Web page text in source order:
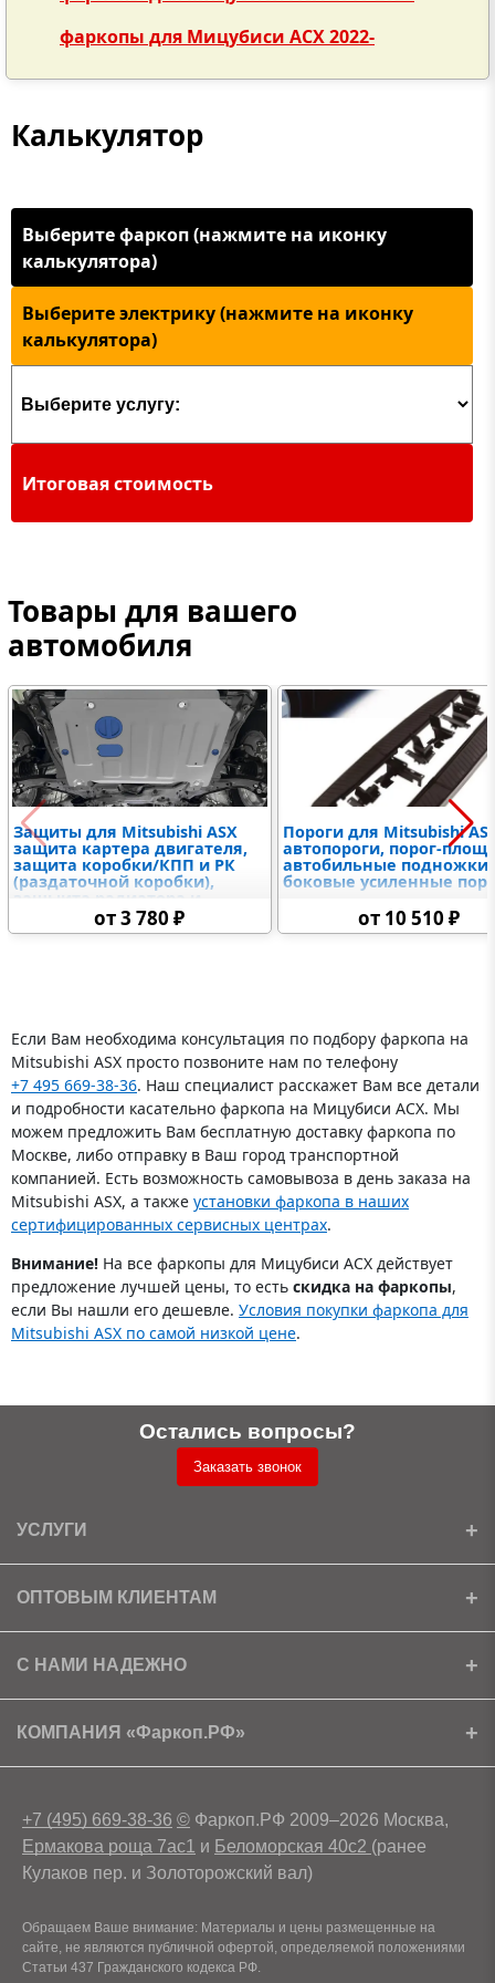
фаркопы для Мицубиси АСХ 2022-
Калькулятор
Выберите фаркоп (нажмите на иконку
калькулятора)
Выберите электрику (нажмите на иконку
калькулятора)
Итоговая стоимость
Товары для вашего
автомобиля
Защиты для Mitsubishi ASX
защита картера двигателя,
защита коробки/КПП и РК
(раздаточной коробки),
защыита радиатора и
дифференциалов,
топливного бака,
от 3 780 ₽
Пороги для Mitsubishi
автопороги, порог-
автобильные подножки,
боковые усиленные
от 10 510 ₽
Если Вам необходима консультация по подбору фаркопа на
Mitsubishi ASX просто позвоните нам по телефону
+7 495 669-38-36. Наш специалист расскажет Вам все детали
и подробности касательно фаркопа на Мицубиси АСХ. Мы
можем предложить Вам бесплатную доставку фаркопа по
Москве, либо отправку в Ваш город транспортной
компанией. Есть возможность самовывоза в день заказа на
Mitsubishi ASX, а также установки фаркопа в наших
сертифицированных сервисных центрах.
Внимание! На все фаркопы для Мицубиси АСХ действует
предложение лучшей цены, то есть скидка на фаркопы,
если Вы нашли его дешевле. Условия покупки фаркопа для
Mitsubishi ASX по самой низкой цене.
Остались вопросы?
Заказать звонок
УСЛУГИ
Установка
Доставка
ОПТОВЫМ КЛИЕНТАМ
Ищем партнеров
Скачать прайс
С НАМИ НАДЕЖНО
Сертификаты
Условия возврата
КОМПАНИЯ «Фаркоп.РФ»
+7 (495) 669-38-36 © Фаркоп.РФ 2009–2026 Москва,
Ермакова роща 7ас1 и Беломорская 40с2 (ранее
Кулаков пер. и Золоторожский вал)
Обращаем Ваше внимание: Материалы и цены размещенные на
сайте, не являются публичной офертой, определяемой положениями
Статьи 437 Гражданского кодекса РФ.